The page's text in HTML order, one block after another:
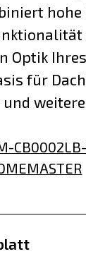
Optik
für